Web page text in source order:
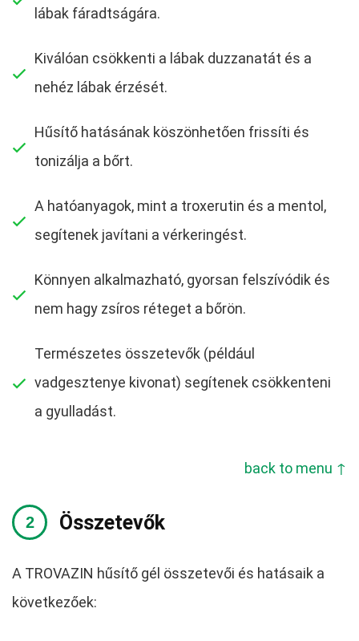
lábak fáradtságára.
Kiválóan csökkenti a lábak duzzanatát és a
nehéz lábak érzését.
Hűsítő hatásának köszönhetően frissíti és
tonizálja a bőrt.
A hatóanyagok, mint a troxerutin és a mentol,
segítenek javítani a vérkeringést.
Könnyen alkalmazható, gyorsan felszívódik és
nem hagy zsíros réteget a bőrön.
Természetes összetevők (például
vadgesztenye kivonat) segítenek csökkenteni
a gyulladást.
back to menu ↑
Összetevők
A TROVAZIN hűsítő gél összetevői és hatásaik a
következőek: